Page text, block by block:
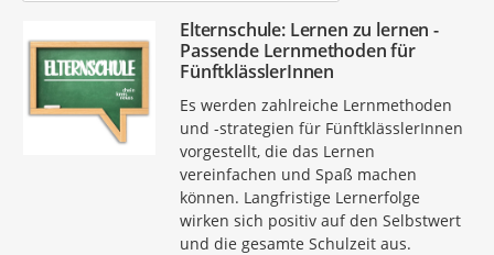
Elternschule: Lernen zu lernen -
Passende Lernmethoden für
FünftklässlerInnen
Es werden zahlreiche Lernmethoden
und -strategien für FünftklässlerInnen
vorgestellt, die das Lernen
vereinfachen und Spaß machen
können. Langfristige Lernerfolge
wirken sich positiv auf den Selbstwert
und die gesamte Schulzeit aus.